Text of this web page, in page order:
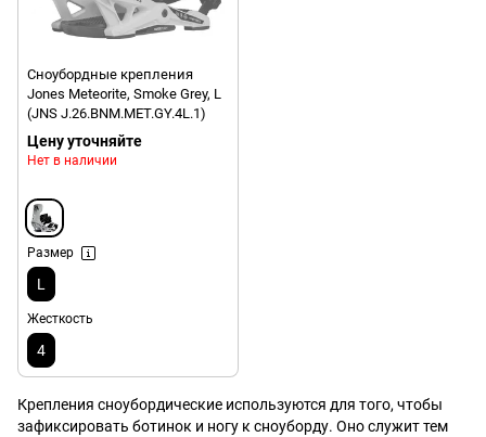
Сноубордные крепления
Jones Meteorite, Smoke Grey, L
(JNS J.26.BNM.MET.GY.4L.1)
Цену уточняйте
Нет в наличии
Размер
L
Жесткость
4
Крепления сноубордические используются для того, чтобы
зафиксировать ботинок и ногу к сноуборду. Оно служит тем